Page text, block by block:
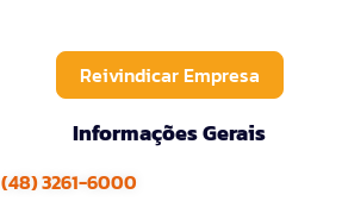
Reivindicar Empresa
Informações Gerais
(48) 3261-6000